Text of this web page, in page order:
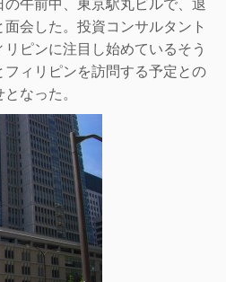
会した。投資コンサルタント
ピンに注目し始めているそう
ィリピンを訪問する予定との
なった。